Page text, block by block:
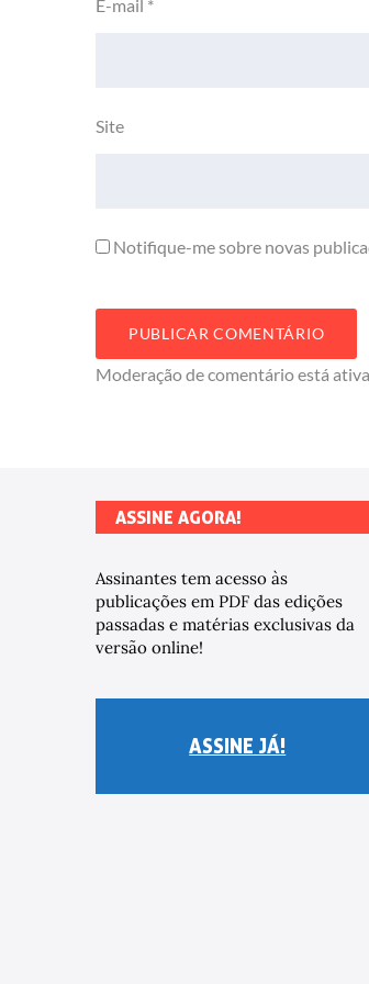
E-mail *
Site
Notifique-me sobre novas
Moderação de comentário está
ASSINE AGORA!
Assinantes tem acesso às
publicações em PDF das edições
passadas e matérias exclusivas da
versão online!
ASSINE JÁ!